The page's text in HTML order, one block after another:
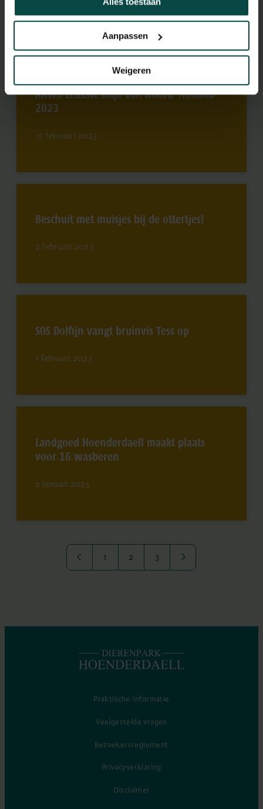
Aanpassen
Weigeren
ANWB Leukste uitje van Noord-Holland
2023
15 februari 2023
Beschuit met muisjes bij de ottertjes!
2 februari 2023
SOS Dolfijn vangt bruinvis Tess op
1 februari 2023
Landgoed Hoenderdaell maakt plaats
voor 16 wasberen
2 januari 2023
1 2 3
Praktische Informatie
Veelgestelde vragen
Bezoekersreglement
Privacyverklaring
Disclaimer